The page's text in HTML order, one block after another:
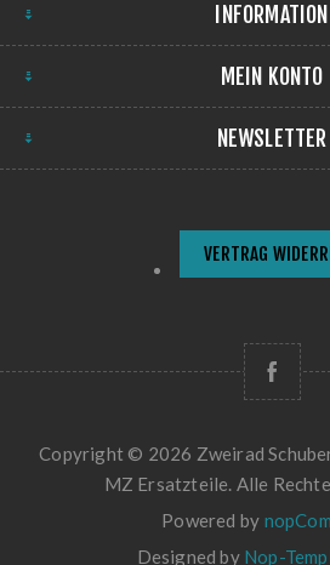
INFORMATION
MEIN KONTO
NEWSLETTER
VERTRAG
Copyright © 2026 Zweirad
MZ Ersatzteile. Alle
Powered by
Designed by Nop-